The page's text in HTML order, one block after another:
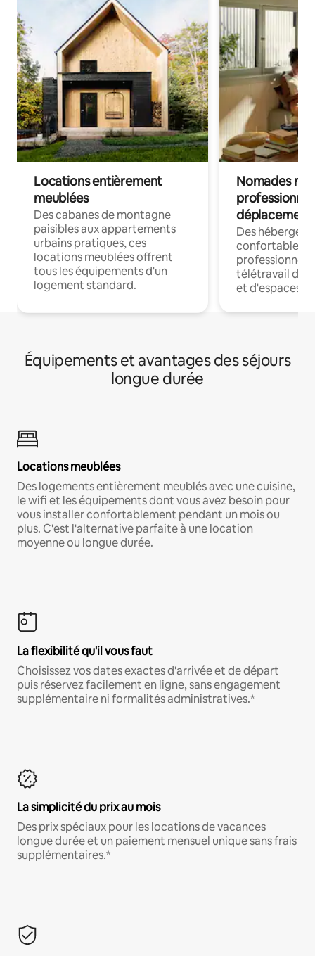
Locations entièrement
meublées
Des cabanes de montagne
paisibles aux appartements
urbains pratiques, ces
locations meublées offrent
tous les équipements d'un
logement standard.
Nomades
déplacement
Des
confortables
professionnels
télétravail
et d'espaces
Équipements et avantages des séjours
longue durée
Locations meublées
Des logements entièrement meublés avec une cuisine,
le wifi et les équipements dont vous avez besoin pour
vous installer confortablement pendant un mois ou
plus. C'est l'alternative parfaite à une location
moyenne ou longue durée.
La flexibilité qu'il vous faut
Choisissez vos dates exactes d'arrivée et de départ
puis réservez facilement en ligne, sans engagement
supplémentaire ni formalités administratives.*
La simplicité du prix au mois
Des prix spéciaux pour les locations de vacances
longue durée et un paiement mensuel unique sans frais
supplémentaires.*